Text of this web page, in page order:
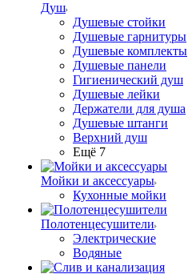
Душ
Душевые стойки
Душевые гарнитуры
Душевые комплекты
Душевые панели
Гигиенический душ
Душевые лейки
Держатели для душа
Душевые штанги
Верхний душ
Ещё 7
Мойки и аксессуары
Кухонные мойки
Полотенцесушители
Электрические
Водяные